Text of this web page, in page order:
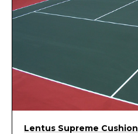
Lentus Supreme Cushion